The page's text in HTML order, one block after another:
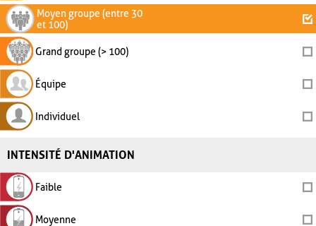
Moyen groupe (entre 30
et 100)
Grand groupe (> 100)
Équipe
Individuel
INTENSITÉ D'ANIMATION
Faible
Moyenne